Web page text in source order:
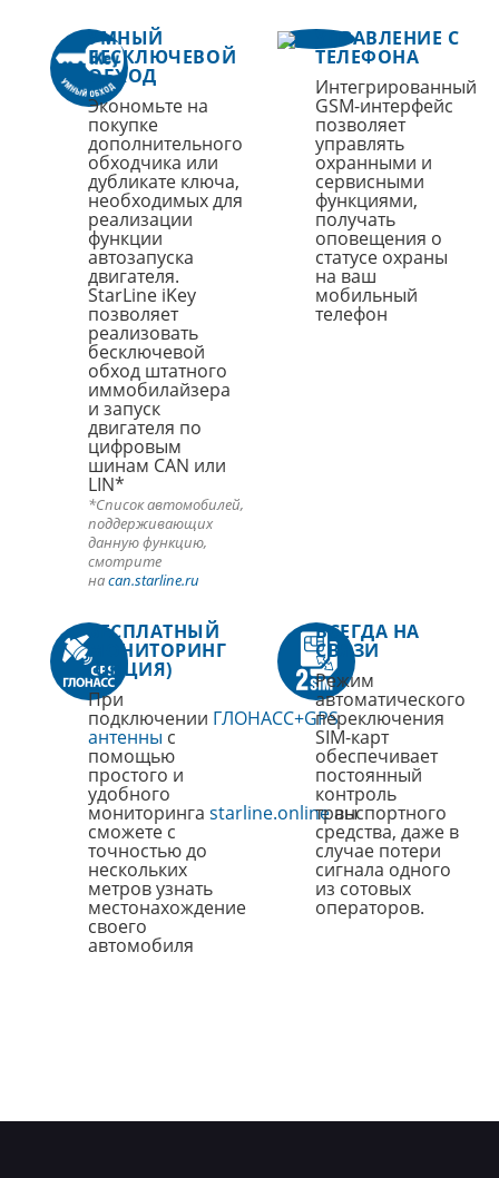
УМНЫЙ
БЕСКЛЮЧЕВОЙ
ОБХОД
Экономьте на
покупке
дополнительного
обходчика или
дубликате ключа,
необходимых для
реализации
функции
автозапуска
двигателя.
StarLine iKey
позволяет
реализовать
бесключевой
обход штатного
иммобилайзера
и запуск
двигателя по
цифровым
шинам CAN или
LIN*
*Список автомобилей,
поддерживающих
данную функцию,
смотрите
наcan.starline.ru
УПРАВЛЕНИЕ С
ТЕЛЕФОНА
Интегрированный
GSM-интерфейс
позволяет
управлять
охранными и
сервисными
функциями,
получать
оповещения о
статусе охраны
на ваш
мобильный
телефон
БЕСПЛАТНЫЙ
МОНИТОРИНГ
(ОПЦИЯ)
При
подключении ГЛОНАСС+GPS
антенны с
помощью
простого и
удобного
мониторинга starline.onlineвы
сможете с
точностью до
нескольких
метров узнать
местонахождение
своего
автомобиля
ВСЕГДА НА
СВЯЗИ
Режим
автоматического
переключения
SIM-карт
обеспечивает
постоянный
контроль
транспортного
средства, даже в
случае потери
сигнала одного
из сотовых
операторов.